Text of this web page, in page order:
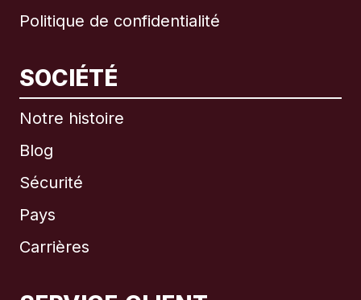
Politique de confidentialité
SOCIÉTÉ
Notre histoire
Blog
Sécurité
Pays
Carrières